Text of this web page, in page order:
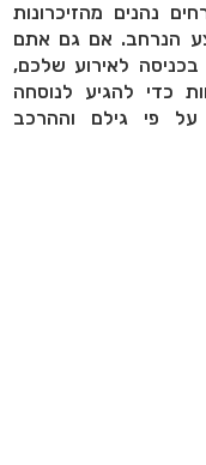
נהנים מהזיכרונות
הנרחב. אם גם אתם
לאירוע שלכם,
כדי להגיע לנוסחה
פי גילם וההרכב